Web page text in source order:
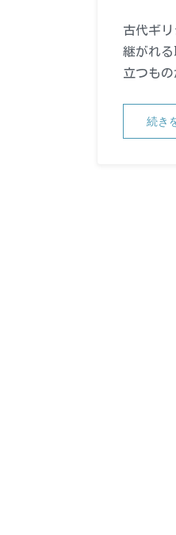
古代ギ
継がれ
立つも
続き